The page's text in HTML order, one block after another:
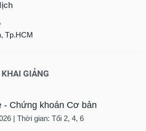
Tp.HCM
GIẢNG
- Chứng khoán Cơ bản
| Thời gian: Tối 2, 4, 6